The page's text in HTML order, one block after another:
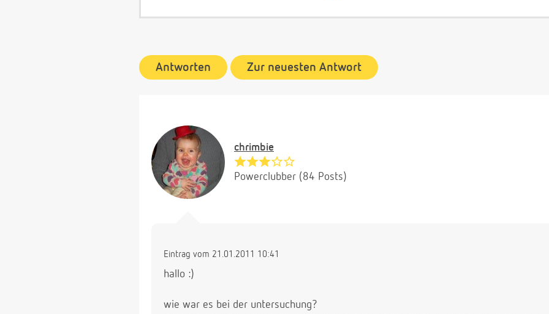
Antworten Zur neuesten Antwort
chrimbie
Powerclubber (84 Posts)
Eintrag vom 21.01.2011 10:41
hallo :)
wie war es bei der untersuchung?